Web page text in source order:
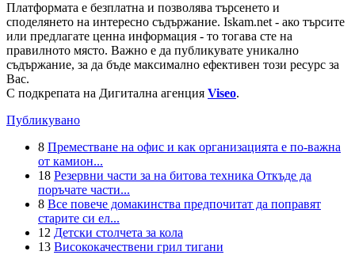
Платформата е безплатна и позволява търсенето и
споделянето на интересно съдържание. Iskam.net - ако търсите
или предлагате ценна информация - то тогава сте на
правилното място. Важно е да публикувате уникално
съдържание, за да бъде максимално ефективен този ресурс за
Вас.
С подкрепата на Дигитална агенция Viseo.
Публикувано
8 Преместване на офис и как организацията е по-важна
от камион...
18 Резервни части за на битова техника Откъде да
поръчате части...
8 Все повече домакинства предпочитат да поправят
старите си ел...
12 Детски столчета за кола
13 Висококачествени грил тигани